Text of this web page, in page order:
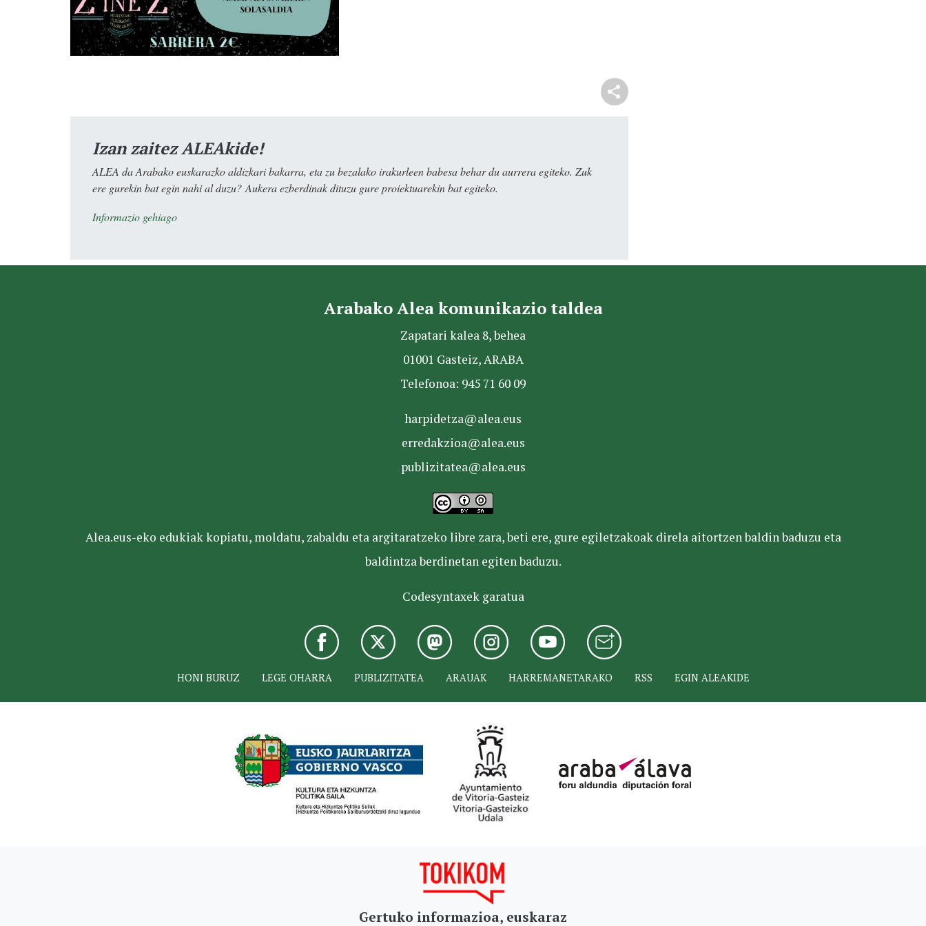
Izan zaitez ALEAkide!
ALEA da Arabako euskarazko aldizkari bakarra, eta zu bezalako irakurleen babesa behar du aurrera egiteko. Zuk
ere gurekin bat egin nahi al duzu? Aukera ezberdinak dituzu gure proiektuarekin bat egiteko.
Informazio gehiago
Arabako Alea komunikazio taldea
Zapatari kalea 8, behea
01001 Gasteiz, ARABA
Telefonoa: 945 71 60 09
harpidetza@alea.eus
erredakzioa@alea.eus
publizitatea@alea.eus
Alea.eus-eko edukiak kopiatu, moldatu, zabaldu eta argitaratzeko libre zara, beti ere, gure egiletzakoak direla aitortzen baldin baduzu eta
baldintza berdinetan egiten baduzu.
Codesyntaxek garatua
HONI BURUZ LEGE OHARRA PUBLIZITATEA ARAUAK HARREMANETARAKO RSS EGIN ALEAKIDE
Gertuko informazioa, euskaraz